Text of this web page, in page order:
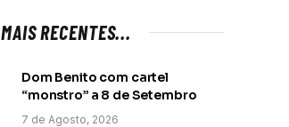
MAIS RECENTES...
Dom Benito com cartel
“monstro” a 8 de Setembro
7 de Agosto, 2026